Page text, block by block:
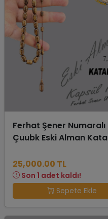
Ferhat Şener Numaralı
Çuubk Eski Alman
25,000.00 TL
Son 1 adet kaldı!
Sepete Ekle